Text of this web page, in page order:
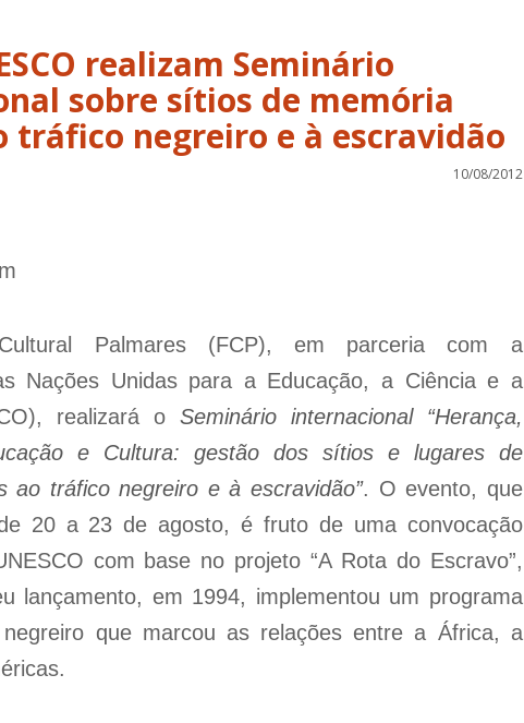
realizam Seminário
sobre sítios de memória
tráfico negreiro e à escravidão
10/08/2012
Palmares (FCP), em parceria com a
Nações Unidas para a Educação, a Ciência e a
realizará o Seminário internacional “Herança,
e Cultura: gestão dos sítios e lugares de
ao tráfico negreiro e à escravidão”. O evento, que
20 a 23 de agosto, é fruto de uma convocação
com base no projeto “A Rota do Escravo”,
lançamento, em 1994, implementou um programa
que marcou as relações entre a África, a